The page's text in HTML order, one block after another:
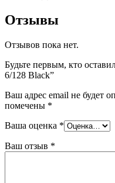
Отзывы
Отзывов пока нет.
Будьте первым, кто
6/128 Black”
Ваш адрес email не будет
помечены *
Ваша оценка *
Ваш отзыв *